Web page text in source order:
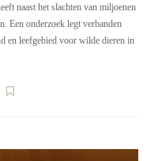
naast het slachten van miljoenen
Een onderzoek legt verbanden
en leefgebied voor wilde dieren in